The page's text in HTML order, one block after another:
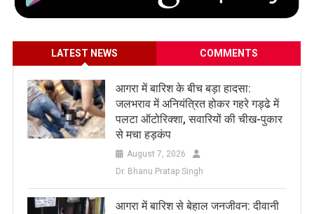
LATEST NEWS COMMENTS
आगरा में बारिश के बीच बड़ा हादसा:
जलभराव में अनियंत्रित होकर गहरे गड्ढे में
पलटा ऑटोरिक्शा, सवारियों की चीख-पुकार
से मचा हड़कंप
August 7, 2026
Dr. Bhanu Pratap Singh
आगरा में बारिश से बेहाल जनजीवन: दीवानी